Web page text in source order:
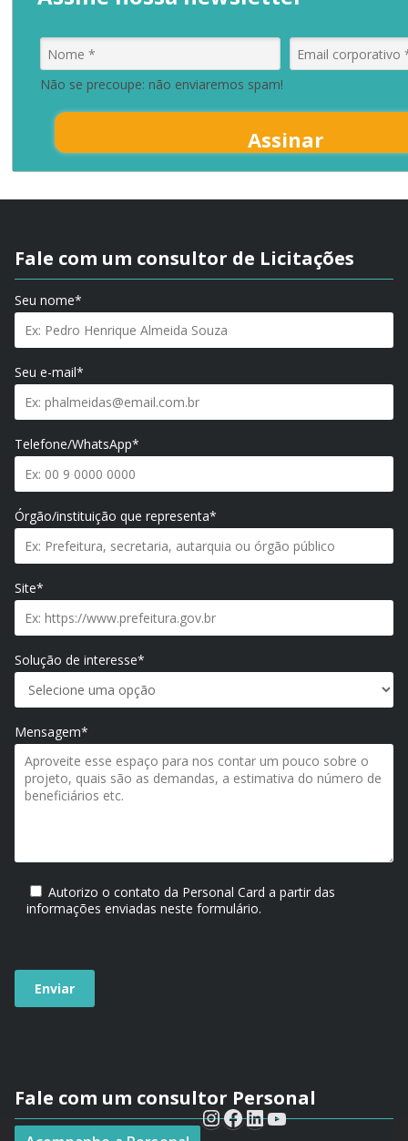
Não se precoupe: não enviaremos spam!
Assinar
Fale com um consultor de Licitações
Seu nome*
Seu e-mail*
Telefone/WhatsApp*
Órgão/instituição que representa*
Site*
Solução de interesse*
Mensagem*
Autorizo o contato da Personal Card a partir das
informações enviadas neste formulário.
Fale com um consultor Personal